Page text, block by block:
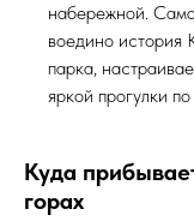
набережной.
воедино история
парка,
яркой прогулки
Куда
горах